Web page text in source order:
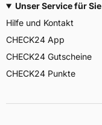
Unser Service für Sie
Hilfe und Kontakt
CHECK24 App
CHECK24 Gutscheine
CHECK24 Punkte